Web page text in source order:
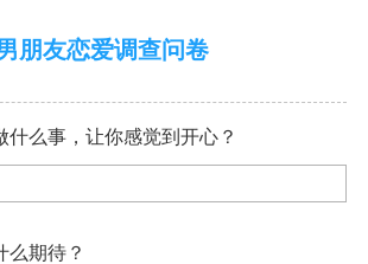
朋友恋爱调查问卷
什么事，让你感觉到开心？
么期待？